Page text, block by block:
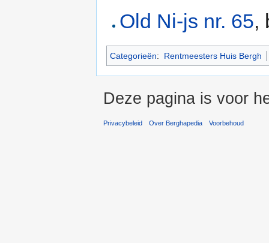
Old Ni-js nr. 65,
Categorieën: Rentmeesters Huis Bergh
Deze pagina is voor
Privacybeleid Over Berghapedia Voorbehoud